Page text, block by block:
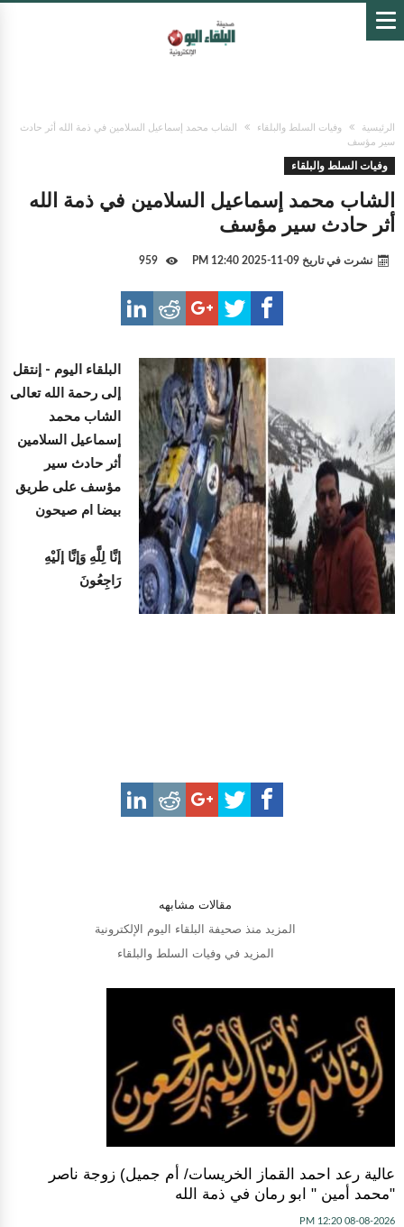
الرئيسية وفيات السلط والبلقاء
الشاب محمد إسماعيل السلامين في ذمة الله أثر حادث
سير مؤسف
وفيات السلط والبلقاء
الشاب محمد إسماعيل السلامين في ذمة الله
أثر حادث سير مؤسف
نشرت في تاريخ 09-11-2025 12:40 PM
البلقاء اليوم - إنتقل
إلى رحمة الله تعالى
الشاب محمد
إسماعيل السلامين
أثر حادث سير
مؤسف على طريق
بيضا ام صيحون
إنَّا لِلَّهِ وَإنَّا إلَيْهِ
رَاجِعُونَ
مقالات مشابهه
المزيد منذ صحيفة البلقاء اليوم الإلكترونية
المزيد في وفيات السلط والبلقاء
عالية رعد احمد القماز الخريسات/ أم جميل) زوجة ناصر
"محمد أمين " ابو رمان في ذمة الله
08-08-2026 12:20 PM